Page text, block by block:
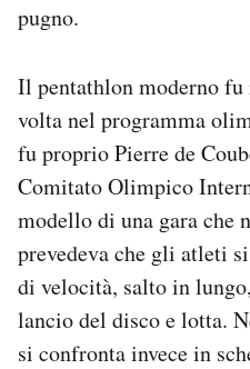
pugno.
Il pentathlon moderno
volta nel programma
fu proprio Pierre de
Comitato Olimpico
modello di una gara che
prevedeva che gli atleti
di velocità, salto in
lancio del disco e lotta.
si confronta invece in